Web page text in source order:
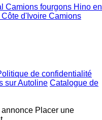
Camions fourgons Hino en
d'Ivoire Camions
de confidentialité
sur Autoline Catalogue de
annonce Placer une